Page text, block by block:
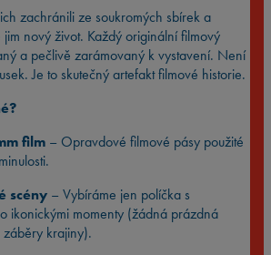
zachránili ze soukromých sbírek a
nový život. Každý originální filmový
a pečlivě zarámovaný k vystavení. Není
Je to skutečný artefakt filmové historie.
film – Opravdové filmové pásy použité
scény – Vybíráme jen políčka s
ikonickými momenty (žádná prázdná
záběry krajiny).